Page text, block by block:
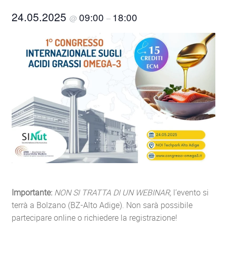
Per Esperti
24.05.2025 @ 09:00 – 18:00
Importante: NON SI TRATTA DI UN WEBINAR,l’evento si
terrà a Bolzano (BZ-Alto Adige). Non sarà possibile
partecipare online o richiedere la registrazione!